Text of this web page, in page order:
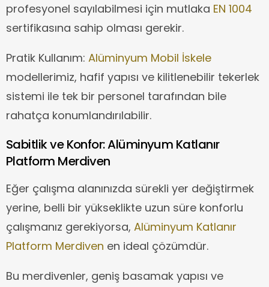
profesyonel sayılabilmesi için mutlaka EN 1004
sertifikasına sahip olması gerekir.
Pratik Kullanım: Alüminyum Mobil İskele
modellerimiz, hafif yapısı ve kilitlenebilir tekerlek
sistemi ile tek bir personel tarafından bile
rahatça konumlandırılabilir.
Sabitlik ve Konfor: Alüminyum Katlanır
Platform Merdiven
Eğer çalışma alanınızda sürekli yer değiştirmek
yerine, belli bir yükseklikte uzun süre konforlu
çalışmanız gerekiyorsa, Alüminyum Katlanır
Platform Merdiven en ideal çözümdür.
Bu merdivenler, geniş basamak yapısı ve